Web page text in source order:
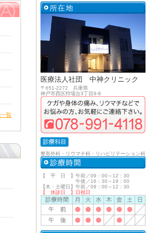
覧
医療法人社団 中神クリニック
〒651-2272 兵庫県
神戸市西区狩場台3丁目9-8
整形外科・リウマチ科・リハビリテーション科
【 平 日 】午前／09：00～12：30
午後／16：30～19：00
【木・土曜日】午前／09：00～12：30
【 休診日 】日祝日